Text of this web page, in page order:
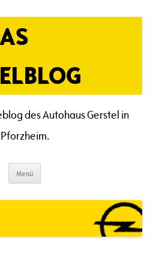
des Autohaus Gerstel in
Pforzheim.
Menü